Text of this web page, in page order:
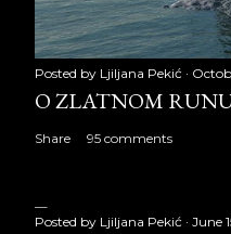
Posted by Ljiljana Pekić
O ZLATNOM
Share 95 comments
Posted by Ljiljana Pekić June